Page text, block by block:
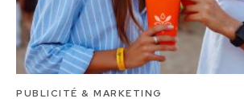
PUBLICITÉ & MARKETING